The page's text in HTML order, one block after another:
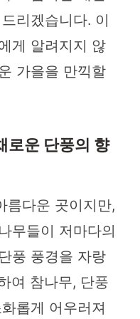
리겠습니다. 이
게 알려지지 않
가을을 만끽할
로운 단풍의 향
름다운 곳이지만,
무들이 저마다의
풍 풍경을 자랑
여 참나무, 단풍
롭게 어우러져